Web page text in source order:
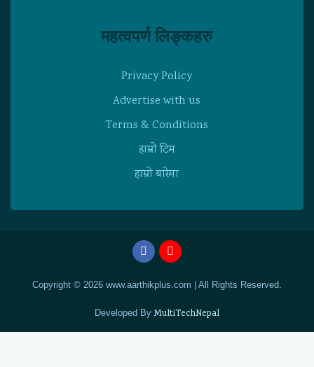
महत्वपर्ण लिङ्कहरु
Privacy Policy
Advertise with us
Terms & Conditions
हाम्राे टिम
हाम्राे बारेमा
Copyright © 2026 www.aarthikplus.com | All Rights Reserved.
Developed By MultiTechNepal